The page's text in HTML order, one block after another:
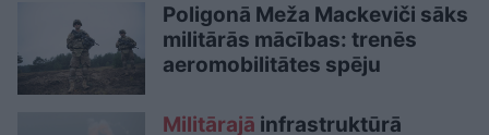
Poligonā Meža Mackeviči sāks
militārās mācības: trenēs
aeromobilitātes spēju
Militārajā infrastruktūrā